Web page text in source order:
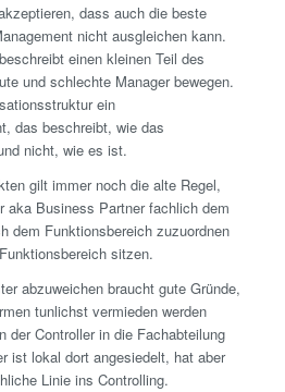
dass auch die beste
nicht ausgleichen kann.
einen kleinen Teil des
und schlechte Manager bewegen.
ein
das beschreibt, wie das
nicht, wie es ist.
gilt immer noch die alte Regel,
aka Business Partner fachlich dem
dem Funktionsbereich zuzuordnen
sitzen.
abzuweichen braucht gute Gründe,
tunlichst vermieden werden
der Controller in die Fachabteilung
ist lokal dort angesiedelt, hat aber
Linie ins Controlling.